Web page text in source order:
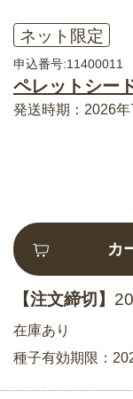
ネット限定
申込番号:11400011
ペレットシー
発送時期：2026
カ
【注文締切】
在庫あり
種子有効期限：